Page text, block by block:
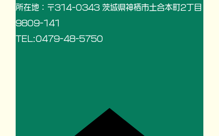
所在地：〒314-0343 茨城県神栖市土合本町2丁目
9809-141
TEL:0479-48-5750